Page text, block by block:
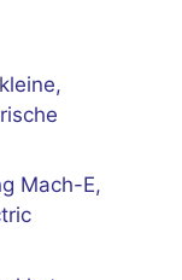
Mach-E,